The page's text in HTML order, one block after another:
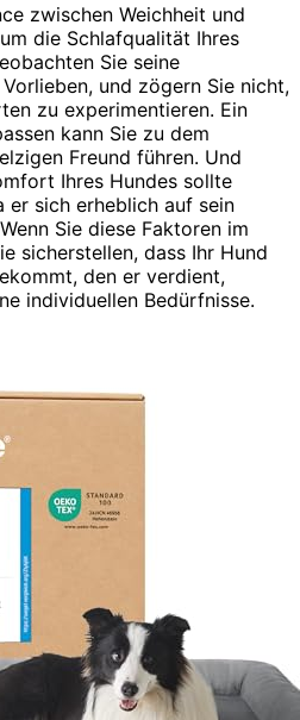
zwischen Weichheit und
die Schlafqualität Ihres
Sie seine
und zögern Sie nicht,
zu experimentieren. Ein
kann Sie zu dem
Freund führen. Und
Ihres Hundes sollte
er sich erheblich auf sein
Sie diese Faktoren im
sicherstellen, dass Ihr Hund
den er verdient,
individuellen Bedürfnisse.